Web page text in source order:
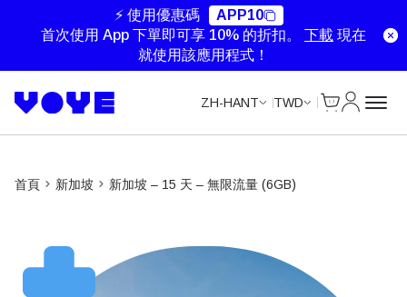
⚡ 使用優惠碼
APP10
首次使用 App 下單即可享 10% 的折扣。 下載 現在
就使用該應用程式！
ZH-HANT TWD
首頁 新加坡 新加坡 – 15 天 – 無限流量 (6GB)